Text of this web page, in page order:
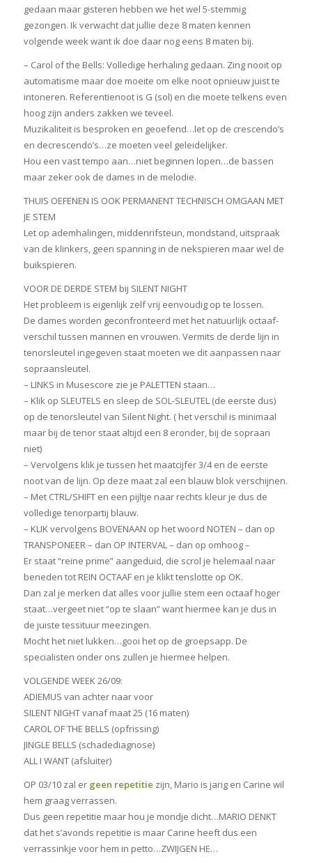
gedaan maar gisteren hebben we het wel 5-stemmig
gezongen. Ik verwacht dat jullie deze 8 maten kennen
volgende week want ik doe daar nog eens 8 maten bij.
– Carol of the Bells: Volledige herhaling gedaan. Zing nooit op
automatisme maar doe moeite om elke noot opnieuw juist te
intoneren. Referentienoot is G (sol) en die moete telkens even
hoog zijn anders zakken we teveel.
Muzikaliteit is besproken en geoefend…let op de crescendo’s
en decrescendo’s…ze moeten veel geleidelijker.
Hou een vast tempo aan…niet beginnen lopen…de bassen
maar zeker ook de dames in de melodie.
THUIS OEFENEN IS OOK PERMANENT TECHNISCH OMGAAN MET
JE STEM
Let op ademhalingen, middenrifsteun, mondstand, uitspraak
van de klinkers, geen spanning in de nekspieren maar wel de
buikspieren.
VOOR DE DERDE STEM bij SILENT NIGHT
Het probleem is eigenlijk zelf vrij eenvoudig op te lossen.
De dames worden geconfronteerd met het natuurlijk octaaf-
verschil tussen mannen en vrouwen. Vermits de derde lijn in
tenorsleutel ingegeven staat moeten we dit aanpassen naar
sopraansleutel.
– LINKS in Musescore zie je PALETTEN staan…
– Klik op SLEUTELS en sleep de SOL-SLEUTEL (de eerste dus)
op de tenorsleutel van Silent Night. ( het verschil is minimaal
maar bij de tenor staat altijd een 8 eronder, bij de sopraan
niet)
– Vervolgens klik je tussen het maatcijfer 3/4 en de eerste
noot van de lijn. Op deze maat zal een blauw blok verschijnen.
– Met CTRL/SHIFT en een pijltje naar rechts kleur je dus de
volledige tenorpartij blauw.
– KLIK vervolgens BOVENAAN op het woord NOTEN – dan op
TRANSPONEER – dan OP INTERVAL – dan op omhoog –
Er staat “reine prime” aangeduid, die scrol je helemaal naar
beneden tot REIN OCTAAF en je klikt tenslotte op OK.
Dan zal je merken dat alles voor jullie stem een octaaf hoger
staat…vergeet niet “op te slaan” want hiermee kan je dus in
de juiste tessituur meezingen.
Mocht het niet lukken…gooi het op de groepsapp. De
specialisten onder ons zullen je hiermee helpen.
VOLGENDE WEEK 26/09:
ADIEMUS van achter naar voor
SILENT NIGHT vanaf maat 25 (16 maten)
CAROL OF THE BELLS (opfrissing)
JINGLE BELLS (schadediagnose)
ALL I WANT (afsluiter)
OP 03/10 zal er geen repetitie zijn, Mario is jarig en Carine wil
hem graag verrassen.
Dus geen repetitie maar hou je mondje dicht…MARIO DENKT
dat het s’avonds repetitie is maar Carine heeft dus een
verrassinkje voor hem in petto…ZWIJGEN HE…